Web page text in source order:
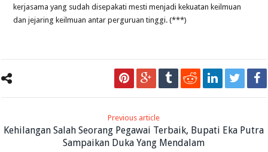
kerjasama yang sudah disepakati mesti menjadi kekuatan keilmuan
dan jejaring keilmuan antar perguruan tinggi. (***)
Previous article
Kehilangan Salah Seorang Pegawai Terbaik, Bupati Eka Putra
Sampaikan Duka Yang Mendalam